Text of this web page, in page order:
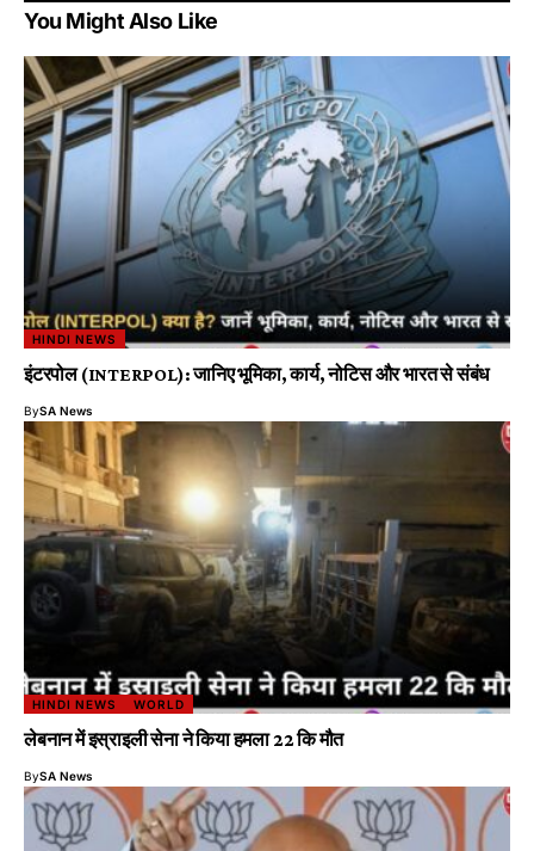
You Might Also Like
HINDI NEWS
इंटरपोल (INTERPOL): जानिए भूमिका, कार्य, नोटिस और भारत से संबंध
BySA News
HINDI NEWS WORLD
लेबनान में इस्राइली सेना ने किया हमला 22 कि मौत
BySA News